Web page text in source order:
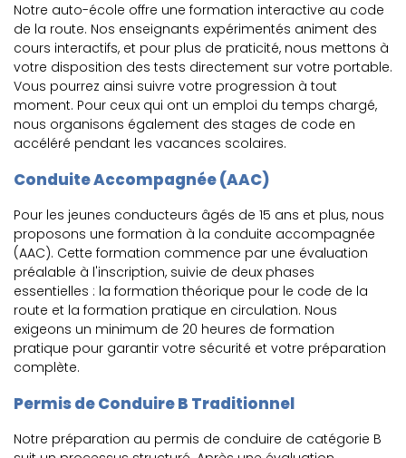
Notre auto-école offre une formation interactive au code
de la route. Nos enseignants expérimentés animent des
cours interactifs, et pour plus de praticité, nous mettons à
votre disposition des tests directement sur votre portable.
Vous pourrez ainsi suivre votre progression à tout
moment. Pour ceux qui ont un emploi du temps chargé,
nous organisons également des stages de code en
accéléré pendant les vacances scolaires.
Conduite Accompagnée (AAC)
Pour les jeunes conducteurs âgés de 15 ans et plus, nous
proposons une formation à la conduite accompagnée
(AAC). Cette formation commence par une évaluation
préalable à l'inscription, suivie de deux phases
essentielles : la formation théorique pour le code de la
route et la formation pratique en circulation. Nous
exigeons un minimum de 20 heures de formation
pratique pour garantir votre sécurité et votre préparation
complète.
Permis de Conduire B Traditionnel
Notre préparation au permis de conduire de catégorie B